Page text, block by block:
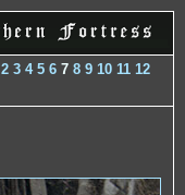
2 3 4 5 6 7 8 9 10 11 12